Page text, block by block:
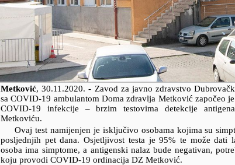
Metković,30.11.2020.- Zavod za javno zdravstvo
sa COVID-19 ambulantom Doma zdravlja Metković započeo
COVID-19 infekcije – brzim testovima detekcije
Metkoviću.
Ovaj test namijenjen je isključivo osobama kojima su
posljednjih pet dana. Osjetljivost testa je 95% te može dati
osoba ima simptome, a antigenski nalaz bude negativan,
koju provodi COVID-19 ordinacija DZ Metković.